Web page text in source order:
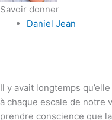
Savoir donner
Daniel Jean
Il y avait longtemps
à chaque escale de notre
prendre conscience que